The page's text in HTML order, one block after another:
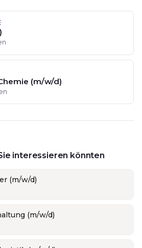
(m/w/d)
interessieren könnten
(m/w/d)
(m/w/d)